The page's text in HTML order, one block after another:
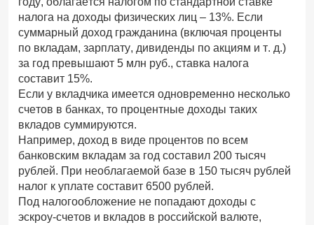
налога на доходы физических лиц – 13%. Если
суммарный доход гражданина (включая проценты
по вкладам, зарплату, дивиденды по акциям и т. д.)
за год превышают 5 млн руб., ставка налога
составит 15%.
Если у вкладчика имеется одновременно несколько
счетов в банках, то процентные доходы таких
вкладов суммируются.
Например, доход в виде процентов по всем
банковским вкладам за год составил 200 тысяч
рублей. При необлагаемой базе в 150 тысяч рублей
налог к уплате составит 6500 рублей.
Под налогообложение не попадают доходы с
эскроу-счетов и вкладов в российской валюте,